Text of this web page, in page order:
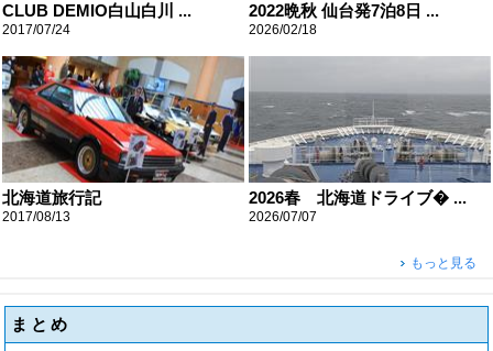
CLUB DEMIO白山白川 ...
2017/07/24
2022晩秋 仙台発7泊8日 ...
2026/02/18
北海道旅行記
2017/08/13
2026春 北海道ドライブ� ...
2026/07/07
もっと見る
まとめ